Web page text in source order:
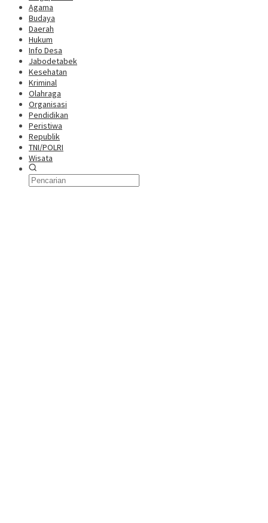
Agama
Budaya
Daerah
Hukum
Info Desa
Jabodetabek
Kesehatan
Kriminal
Olahraga
Organisasi
Pendidikan
Peristiwa
Republik
TNI/POLRI
Wisata